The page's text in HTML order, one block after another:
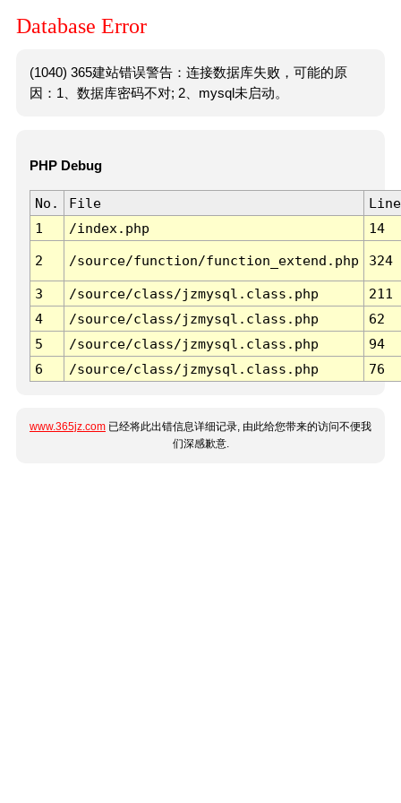
Database Error
(1040) 365建站错误警告：连接数据库失败，可能的原
因：1、数据库密码不对; 2、mysql未启动。
PHP Debug
No. File
Line
1
/index.php 14
2 /source/function/function_extend.php 324
3 /source/class/jzmysql.class.php
211
4
/source/class/jzmysql.class.php
62
5
/source/class/jzmysql.class.php
94
6
/source/class/jzmysql.class.php 76
www.365jz.com 已经将此出错信息详细记录, 由此给您带来的访问不便我
们深感歉意.